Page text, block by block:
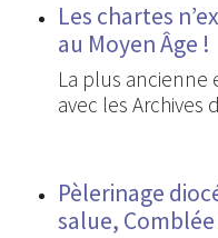
Les chartes
au Moyen Âge !
La plus ancienne
avec les Archives
Pèlerinage
salue,